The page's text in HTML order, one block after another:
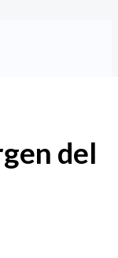
del